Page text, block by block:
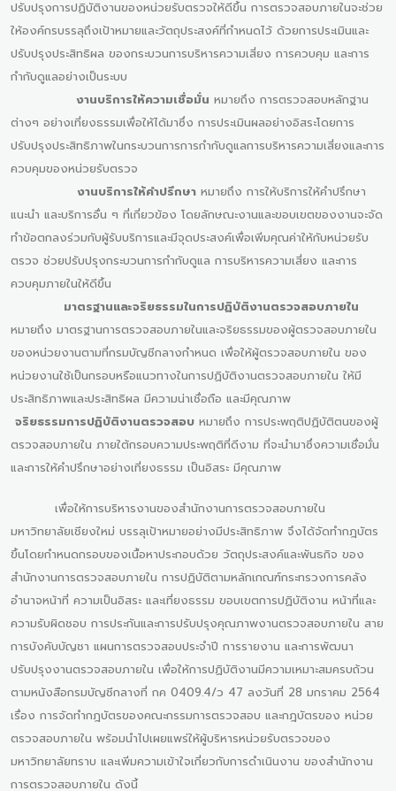
ปรับปรุงการปฏิบัติงานของหน่วยรับตรวจให้ดีขึ้น การตรวจสอบภายในจะช่วย
ให้องค์กรบรรลุถึงเป้าหมายและวัตถุประสงค์ที่กำหนดไว้ ด้วยการประเมินและ
ปรับปรุงประสิทธิผล ของกระบวนการบริหารความเสี่ยง การควบคุม และการ
กำกับดูแลอย่างเป็นระบบ
งานบริการให้ความเชื่อมั่น หมายถึง การตรวจสอบหลักฐาน
ต่างๆ อย่างเที่ยงธรรมเพื่อให้ได้มาซึ่ง การประเมินผลอย่างอิสระโดยการ
ปรับปรุงประสิทธิภาพในกระบวนการการกำกับดูแลการบริหารความเสี่ยงและการ
ควบคุมของหน่วยรับตรวจ
งานบริการให้คำปรึกษา หมายถึง การให้บริการให้คำปรึกษา
แนะนำ และบริการอื่น ๆ ที่เกี่ยวข้อง โดยลักษณะงานและขอบเขตของงานจะจัด
ทำข้อตกลงร่วมกับผู้รับบริการและมีจุดประสงค์เพื่อเพิ่มคุณค่าให้กับหน่วยรับ
ตรวจ ช่วยปรับปรุงกระบวนการกำกับดูแล การบริหารความเสี่ยง และการ
ควบคุมภายในให้ดีขึ้น
มาตรฐานและจริยธรรมในการปฏิบัติงานตรวจสอบภายใน
หมายถึง มาตรฐานการตรวจสอบภายในและจริยธรรมของผู้ตรวจสอบภายใน
ของหน่วยงานตามที่กรมบัญชีกลางกำหนด เพื่อให้ผู้ตรวจสอบภายใน ของ
หน่วยงานใช้เป็นกรอบหรือแนวทางในการปฏิบัติงานตรวจสอบภายใน ให้มี
ประสิทธิภาพและประสิทธิผล มีความน่าเชื่อถือ และมีคุณภาพ
จริยธรรมการปฏิบัติงานตรวจสอบ หมายถึง การประพฤติปฏิบัติตนของผู้
ตรวจสอบภายใน ภายใต้กรอบความประพฤติที่ดีงาม ที่จะนำมาซึ่งความเชื่อมั่น
และการให้คำปรึกษาอย่างเที่ยงธรรม เป็นอิสระ มีคุณภาพ
เพื่อให้การบริหารงานของสำนักงานการตรวจสอบภายใน
มหาวิทยาลัยเชียงใหม่ บรรลุเป้าหมายอย่างมีประสิทธิภาพ จึงได้จัดทำกฎบัตร
ขึ้นโดยกำหนดกรอบของเนื้อหาประกอบด้วย วัตถุประสงค์และพันธกิจ ของ
สำนักงานการตรวจสอบภายใน การปฏิบัติตามหลักเกณฑ์กระทรวงการคลัง
อำนาจหน้าที่ ความเป็นอิสระ และเที่ยงธรรม ขอบเขตการปฏิบัติงาน หน้าที่และ
ความรับผิดชอบ การประกันและการปรับปรุงคุณภาพงานตรวจสอบภายใน สาย
การบังคับบัญชา แผนการตรวจสอบประจำปี การรายงาน และการพัฒนา
ปรับปรุงงานตรวจสอบภายใน เพื่อให้การปฏิบัติงานมีความเหมาะสมครบถ้วน
ตามหนังสือกรมบัญชีกลางที่ กค 0409.4/ว 47 ลงวันที่ 28 มกราคม 2564
เรื่อง การจัดทำกฎบัตรของคณะกรรมการตรวจสอบ และกฎบัตรของ หน่วย
ตรวจสอบภายใน พร้อมนำไปเผยแพร่ให้ผู้บริหารหน่วยรับตรวจของ
มหาวิทยาลัยทราบ และเพิ่มความเข้าใจเกี่ยวกับการดำเนินงาน ของสำนักงาน
การตรวจสอบภายใน ดังนี้